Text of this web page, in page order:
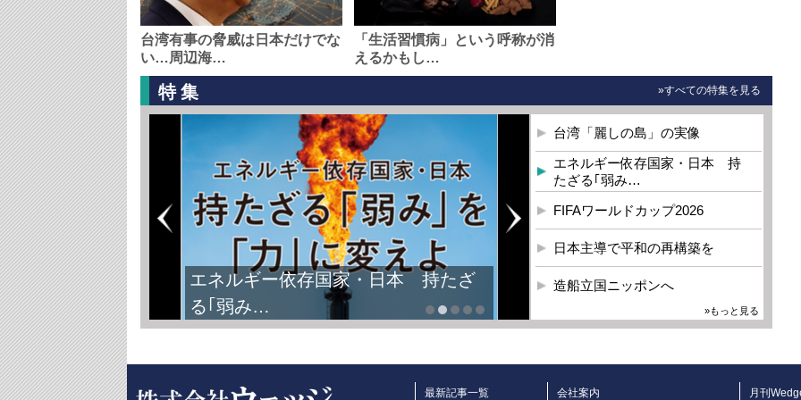
台湾有事の脅威は日本だけでな
い…周辺海…
「生活習慣病」という呼称が消
えるかもし…
特集 »すべての特集を見る
エネルギー依存国家・日本 持たざ
る｢弱み…
台湾「麗しの島」の実像
エネルギー依存国家・日本 持
たざる｢弱み…
FIFAワールドカップ2026
日本主導で平和の再構築を
造船立国ニッポンへ
»もっと見る
最新記事一覧 会社案内 月刊